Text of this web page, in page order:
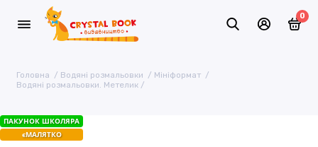
0
Головна Водяні розмальовки
Мініформат
Водяні розмальовки. Метелик
ПАКУНОК ШКОЛЯРА
єМАЛЯТКО